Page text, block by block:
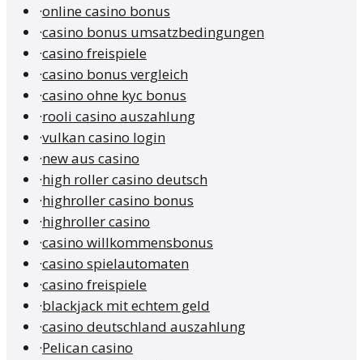
·online casino bonus
·casino bonus umsatzbedingungen
·casino freispiele
·casino bonus vergleich
·casino ohne kyc bonus
·rooli casino auszahlung
·vulkan casino login
·new aus casino
·high roller casino deutsch
·highroller casino bonus
·highroller casino
·casino willkommensbonus
·casino spielautomaten
·casino freispiele
·blackjack mit echtem geld
·casino deutschland auszahlung
·Pelican casino